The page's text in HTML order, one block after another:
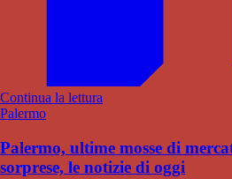
Continua la lettura
Palermo
Palermo, ultime mosse di
sorprese, le notizie di oggi